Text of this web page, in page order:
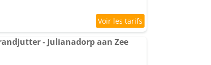
- Julianadorp aan Zee